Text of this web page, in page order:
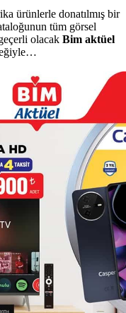
ürünlerle donatılmış bir
tüm görsel
olacak Bim aktüel